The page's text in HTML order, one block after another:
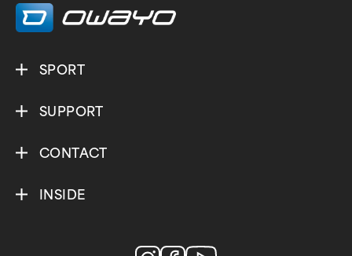
SPORT
SUPPORT
CONTACT
INSIDE